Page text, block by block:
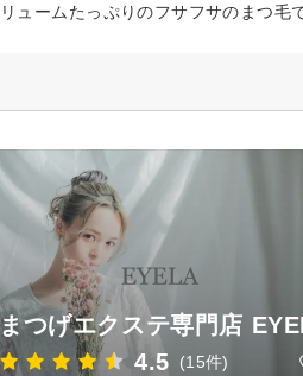
リュームたっぷりのフサフサのまつ毛
まつげエクステ専門店
4.5 (15件)